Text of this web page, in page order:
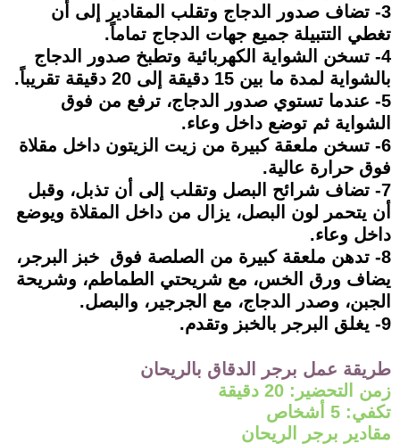
3- تضاف صدور الدجاج وتقلب المقادير إلى أن
تغطي التتبيلة جميع جهات الدجاج تماماً.
4- تسخن الشواية الكهربائية وتطبخ صدور الدجاج
بالشواية لمدة ما بين 15 دقيقة إلى 20 دقيقة تقريباً.
5- عندما تستوي صدور الدجاج، ترفع من فوق
الشواية ثم توضع داخل وعاء.
6- تسخن ملعقة كبيرة من زيت الزيتون داخل مقلاة
فوق حرارة عالية.
7- تضاف شرائح البصل وتقلب إلى أن تذبل، وقبل
أن يتحمر لون البصل، يزال من داخل المقلاة ويوضع
داخل وعاء.
8- تدهن ملعقة كبيرة من الصلصة فوق خبز البرجر،
يضاف ورق الخس، مع شريحتي الطماطم، وشريحة
الجبن، وصدر الدجاج، مع الجرجير، والبصل.
9- يغلق البرجر بالخبز وتقدم.
طريقة عمل برجر الدقاق بالريحان
زمن التحضير: 20 دقيقة
تكفي: 5 أشخاص
مقادير برجر الريحان